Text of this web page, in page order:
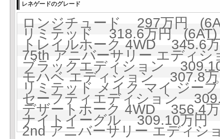
レネゲードのグレード
ロンジチュード 297万円
リミテッド 318.6万円 (6AT)
トレイルホーク 4WD 345.6
75th アニバーサリー エディ
ブラックエディション
モハベ エディション 307.8
リミテッド メイク マイ ジ
セーフティエディション
デザートホーク 4WD 356.4
ナイトイーグル 309.10万円
2nd アニバーサリー エディ